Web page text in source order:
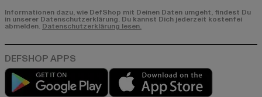
Informationen dazu, wie DefShop mit Deinen Daten umgeht, findest Du
in unserer Datenschutzerklärung. Du kannst Dich jederzeit kostenfei
abmelden. Datenschutzerklärung lesen.
Play market